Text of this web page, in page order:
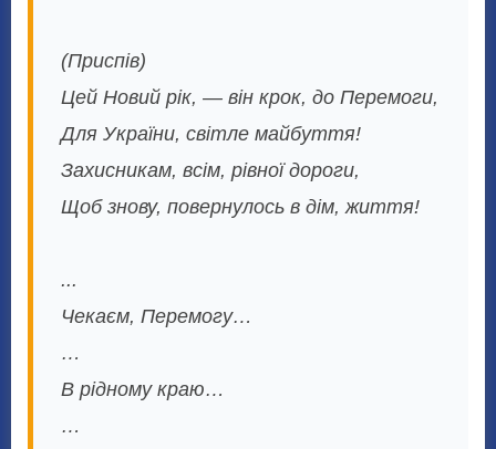
(Приспів)
Цей Новий рік, — він крок, до Перемоги,
Для України, світле майбуття!
Захисникам, всім, рівної дороги,
Щоб знову, повернулось в дім, життя!
...
Чекаєм, Перемогу…
…
В рідному краю…
…